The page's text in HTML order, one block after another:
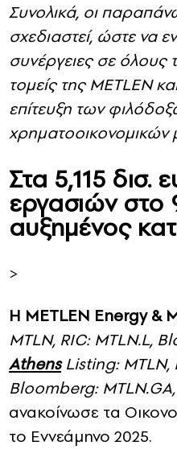
Συνολικά, οι
σχεδιαστεί, ώστε να
συνέργειες σε όλους
τομείς της METLEN
επίτευξη των
χρηματοοικονομικών
Στα 5,115 δισ.
εργασιών στο
αυξημένος
>
Η METLEN Energy &
MTLN, RIC: MTLN.L,
AthensListing: MTLN,
Bloomberg: MTLN.GA,
ανακοίνωσε τα
το Εννεάμηνο 2025.